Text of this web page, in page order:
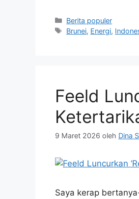
Kategori
Berita populer
Tag
Brunei, Energi,
Feeld
9 Maret 2026 oleh Dina
Saya kerap